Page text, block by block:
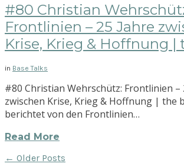
#80 Christian
Frontlinien – 25 Jahre
Krise, Krieg & Hoffnung |
in Base Talks
#80 Christian Wehrschütz: Frontlinien –
zwischen Krise, Krieg & Hoffnung | the
berichtet von den Frontlinien…
Read More
← Older Posts